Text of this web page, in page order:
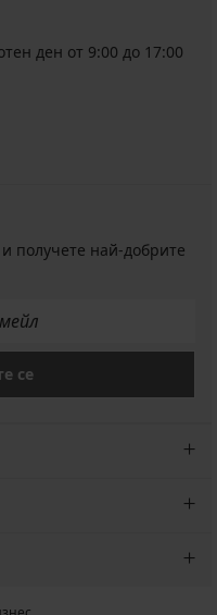
ден от 9:00 до 17:00
получете най-добрите
се